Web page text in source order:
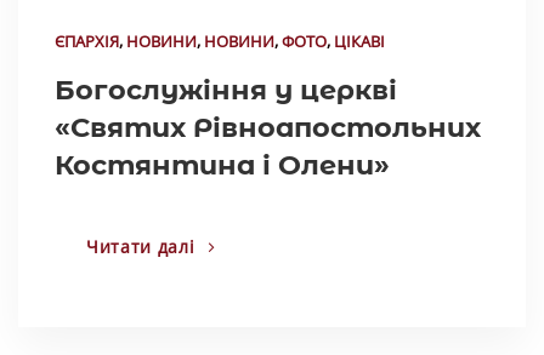
ЄПАРХІЯ, НОВИНИ, НОВИНИ,ФОТО, ЦІКАВІ
Богослужіння у церкві
«Святих Рівноапостольних
Костянтина і Олени»
Читати далі